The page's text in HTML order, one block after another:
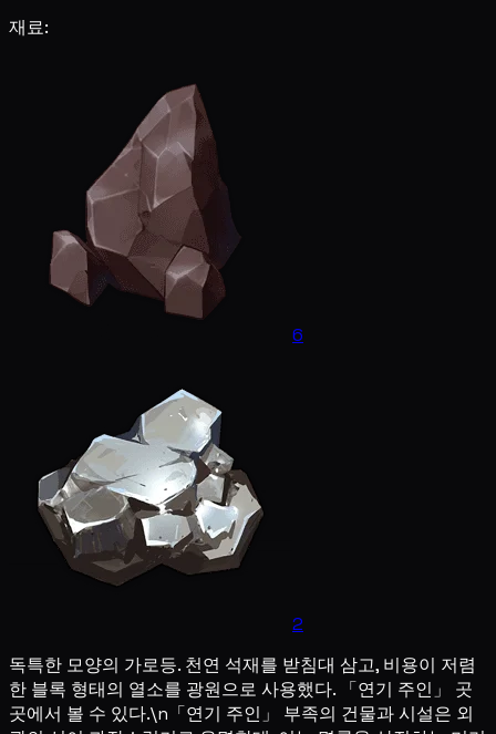
재료:
6
2
독특한 모양의 가로등. 천연 석재를 받침대 삼고, 비용이 저렴
한 블록 형태의 열소를 광원으로 사용했다. 「연기 주인」 곳
곳에서 볼 수 있다.\n「연기 주인」 부족의 건물과 시설은 외